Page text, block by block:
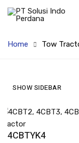
Home Tow
SHOW SIDEBAR
4CBTYK4